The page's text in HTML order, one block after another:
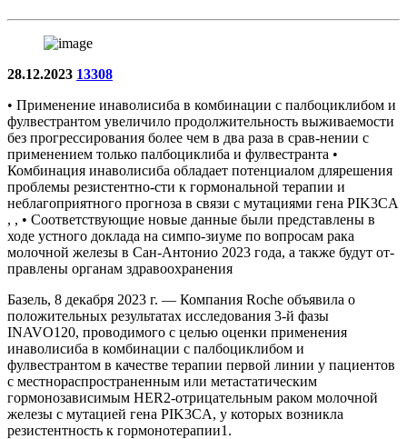
28.12.2023 13308
• Применение инаволисиба в комбинации с палбоциклибом и
фулвестрантом увеличило продолжительность выживаемости
без прогрессирования более чем в два раза в срав-нении с
применением только палбоциклиба и фулвестранта •
Комбинация инаволисиба обладает потенциалом длярешения
проблемы резистентно-сти к гормональной терапии и
неблагоприятного прогноза в связи с мутациями гена PIK3CA
, , • Соответствующие новые данные были представлены в
ходе устного доклада на симпо-зиуме по вопросам рака
молочной железы в Сан-Антонио 2023 года, а также будут от-
правлены органам здравоохранения
Базель, 8 декабря 2023 г. — Компания Roche объявила о
положительных результатах исследования 3-й фазы
INAVO120, проводимого с целью оценки применения
инаволисиба в комбинации с палбоциклибом и
фулвестрантом в качестве терапии первой линии у пациентов
с местнораспространенным или метастатическим
гормонозависимым HER2-отрицательным раком молочной
железы с мутацией гена PIK3CA, у которых возникла
резистентность к гормонотерапии1.